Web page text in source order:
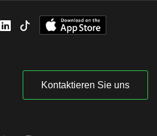
Kontaktieren Sie uns